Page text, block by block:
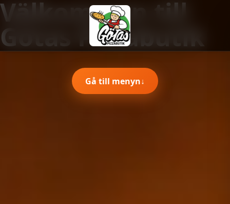
Välkommen till
Götas Pizzabutik
Gå till menyn↓